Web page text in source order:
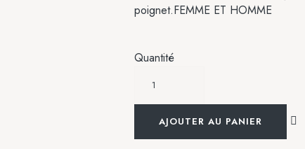
poignet.FEMME ET HOMME
Quantité
AJOUTER AU PANIER